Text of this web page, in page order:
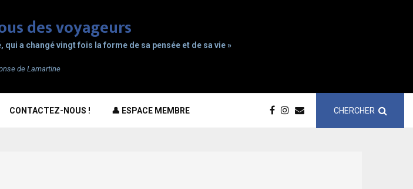
qui a changé vingt fois la forme de sa pensée et de sa vie »
de Lamartine
CONTACTEZ-NOUS ! 👤 ESPACE MEMBRE CHERCHER